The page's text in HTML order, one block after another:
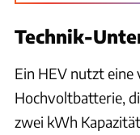
Technik-
Ein HEV nutzt eine
Hochvoltbatterie,
zwei kWh